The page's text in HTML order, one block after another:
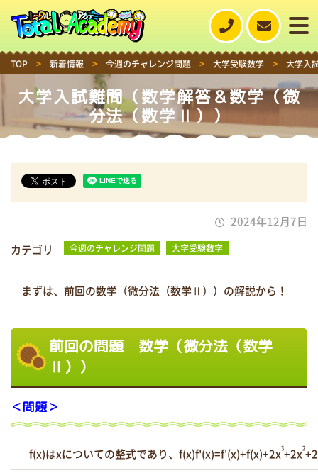
TOP > 新着情報 > 今週のチャレンジ問題 > 大学受験数学 > 大学入
大学入試難問（数学解答＆数学（微
分法（数学Ⅱ））
2024年12月7日
カテゴリ
今週のチャレンジ問題 大学受験数学
まずは、前回の数学（微分法（数学Ⅱ））の解説から！
前回の問題 数学（微分法（数学
Ⅱ））
＜問題＞
f(x)はxについての整式であり、f(x)f'(x)=f'(x)+f(x)+2x3+2x2